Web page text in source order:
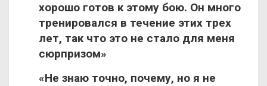
хорошо готов к этому бою. Он много
тренировался в течение этих трех
лет, так что это не стало для меня
сюрпризом»
«Не знаю точно, почему, но я не